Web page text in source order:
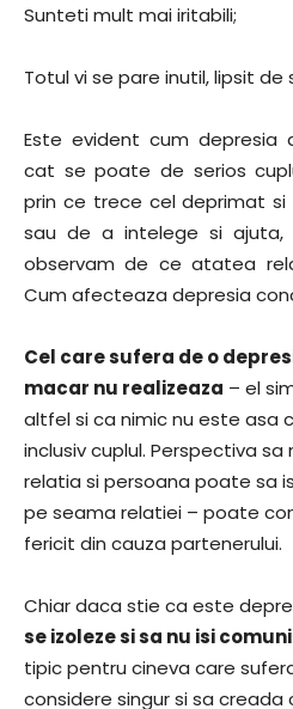
Sunteti mult mai iritabili;
Totul vi se pare inutil, lipsit de
Este evident cum
cat se poate de serios
prin ce trece cel deprimat
sau de a intelege si
observam de ce atatea
Cum afecteaza depresia
Cel care sufera de o
macar nu realizeaza – el
altfel si ca nimic nu este asa
inclusiv cuplul. Perspectiva
relatia si persoana poate sa
pe seama relatiei – poate
fericit din cauza partenerului.
Chiar daca stie ca este
se izoleze si sa nu isi
tipic pentru cineva care
considere singur si sa creada